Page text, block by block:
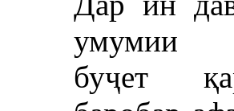
умумии
буҷет